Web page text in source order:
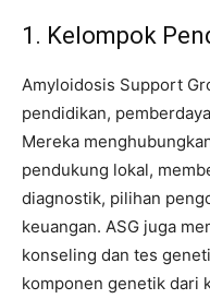
1. Kelompok
Amyloidosis Support
pendidikan,
Mereka
pendukung lokal,
diagnostik, pilihan
keuangan. ASG juga
konseling dan tes
komponen genetik dari